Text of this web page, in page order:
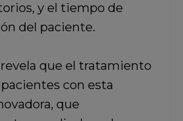
y el tiempo de
del paciente.
que el tratamiento
con esta
que